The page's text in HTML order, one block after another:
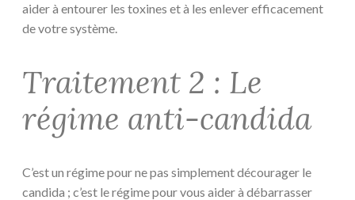
aider à entourer les toxines et à les enlever efficacement
de votre système.
Traitement 2 : Le
régime anti-candida
C’est un régime pour ne pas simplement décourager le
candida ; c’est le régime pour vous aider à débarrasser